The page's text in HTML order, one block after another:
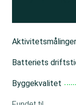
Batteriets
Byggekvalitet